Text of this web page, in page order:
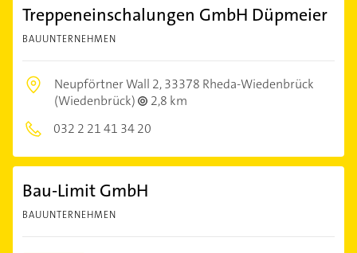
Treppeneinschalungen GmbH Düpmeier
BAUUNTERNEHMEN
Neupförtner Wall 2,33378 Rheda-Wiedenbrück
(Wiedenbrück)
2,8 km
032 2 21 41 34 20
Bau-Limit GmbH
BAUUNTERNEHMEN